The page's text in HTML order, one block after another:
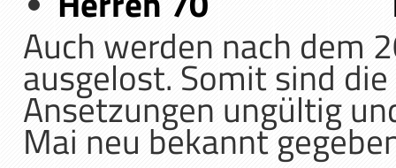
Auch werden nach dem
ausgelost. Somit sind
Ansetzungen ungültig
Mai neu bekannt